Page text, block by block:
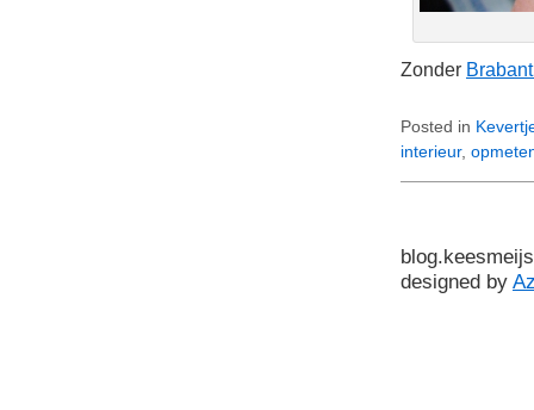
Zonder
Posted in
interieur,
designed by